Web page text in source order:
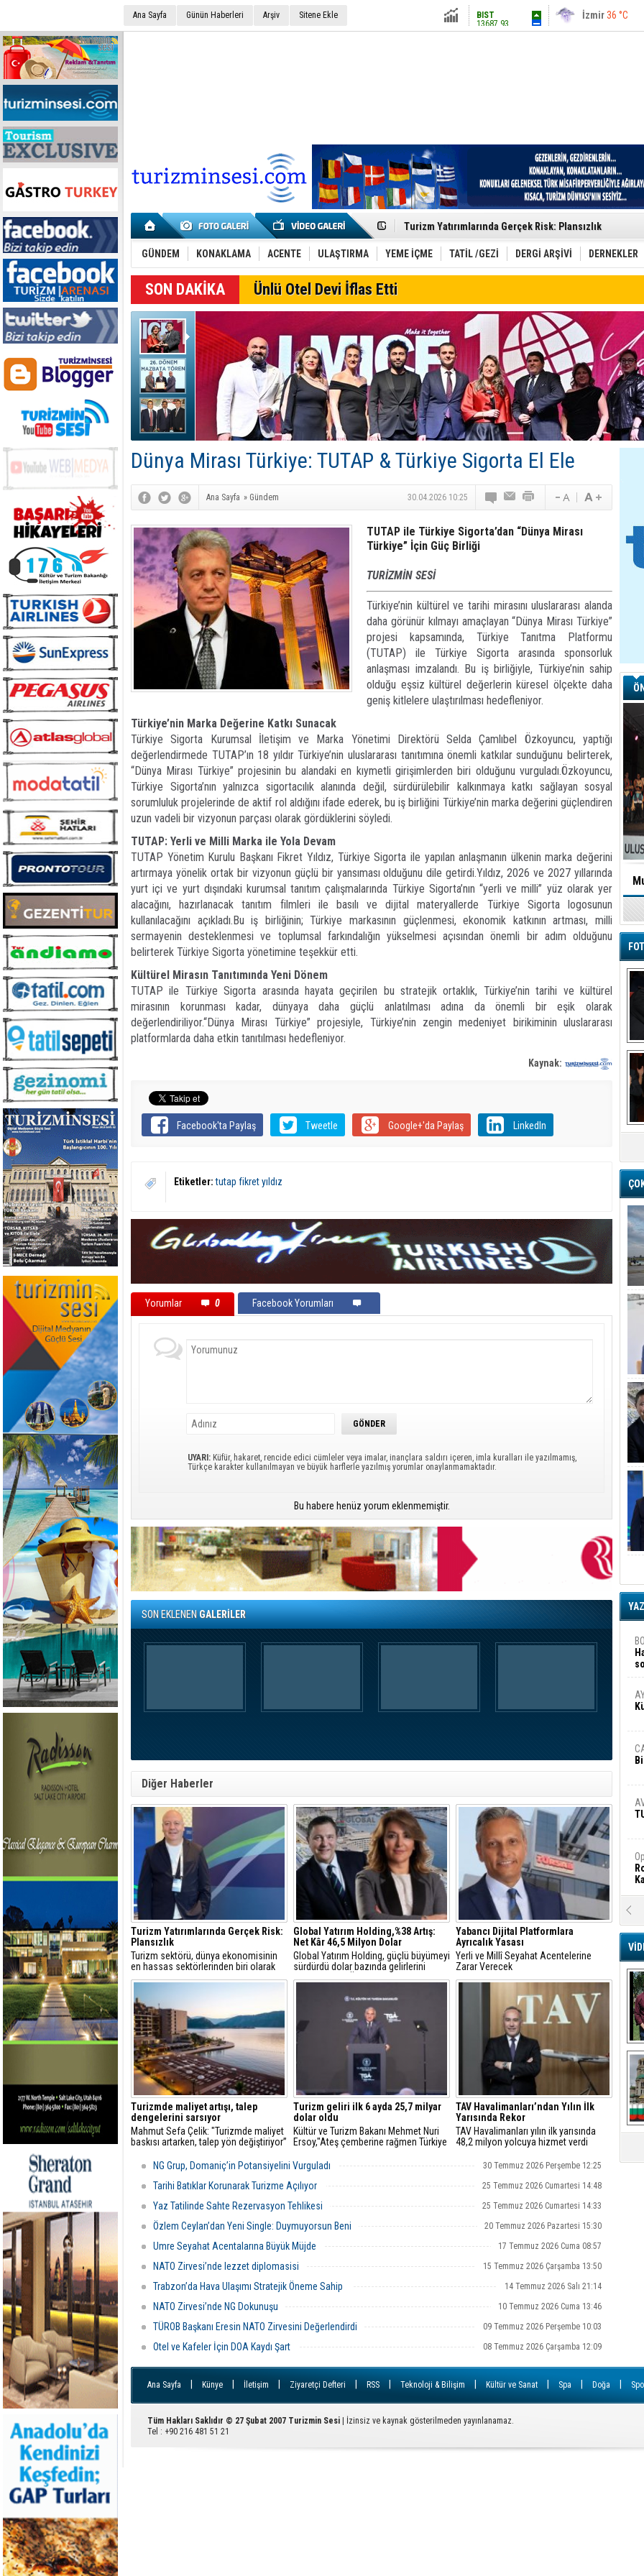
Ana Sayfa Günün Haberleri Arşiv Sitene Ekle
Altın6248.13 İstanbul 31 °C
Etkinlik sektörünün Çatı Kuruluşlardan İstanbul Zirvesi
Turizm Yatırımlarında Gerçek Risk: Plansızlık
Çelebi–THY İş Birliğiyle Kenya’da Güçleniyor
Global Yatırım Holding,%38 Artış: Net Kâr 46,5 Milyon
Yabancı Dijital Platformlara Ayrıcalık Yasası
Tatilsepeti’nden Villa Tatili Modeli
Jolly ile Mezopotamya’ya Yolculuk!
LÖSEV Yaz Okulu’nda Şifa ve Neşe
Turizm geliri ilk 6 ayda 25,7 milyar dolar oldu
Canovate’den Yeni Nesil Veri Merkezleri
Türk MICE Sektörüne Yeni Fırsatlar
TAV Havalimanları’ndan Yılın İlk Yarısında Rekor
SunExpress’ten Tatil Hamlesi
NG Grup, Domaniç’in Potansiyelini Vurguladı
GÜNDEM KONAKLAMA ACENTE ULAŞTIRMA YEME İÇME TATİL /GEZİ DERGİ ARŞİVİ DERNEKLER
SON DAKİKA Ünlü Otel Devi İflas Etti
Dünya Mirası Türkiye: TUTAP & Türkiye Sigorta El Ele
Ana Sayfa » Gündem 30.04.2026 10:25
TUTAP ile Türkiye Sigorta’dan “Dünya Mirası
Türkiye” İçin Güç Birliği
TURİZMİN SESİ
Türkiye’nin kültürel ve tarihi mirasını uluslararası alanda
daha görünür kılmayı amaçlayan “Dünya Mirası Türkiye”
projesi kapsamında, Türkiye Tanıtma Platformu
(TUTAP) ile Türkiye Sigorta arasında sponsorluk
anlaşması imzalandı. Bu iş birliğiyle, Türkiye’nin sahip
olduğu eşsiz kültürel değerlerin küresel ölçekte daha
geniş kitlelere ulaştırılması hedefleniyor.
Türkiye’nin Marka Değerine Katkı Sunacak
Türkiye Sigorta Kurumsal İletişim ve Marka Yönetimi Direktörü Selda Çamlıbel Özkoyuncu, yaptığı
değerlendirmede TUTAP’ın 18 yıldır Türkiye’nin uluslararası tanıtımına önemli katkılar sunduğunu belirterek,
“Dünya Mirası Türkiye” projesinin bu alandaki en kıymetli girişimlerden biri olduğunu vurguladı.Özkoyuncu,
Türkiye Sigorta’nın yalnızca sigortacılık alanında değil, sürdürülebilir kalkınmaya katkı sağlayan sosyal
sorumluluk projelerinde de aktif rol aldığını ifade ederek, bu iş birliğini Türkiye’nin marka değerini güçlendiren
uzun vadeli bir vizyonun parçası olarak gördüklerini söyledi.
TUTAP: Yerli ve Milli Marka ile Yola Devam
TUTAP Yönetim Kurulu Başkanı Fikret Yıldız, Türkiye Sigorta ile yapılan anlaşmanın ülkenin marka değerini
artırmaya yönelik ortak bir vizyonun güçlü bir yansıması olduğunu dile getirdi.Yıldız, 2026 ve 2027 yıllarında
yurt içi ve yurt dışındaki kurumsal tanıtım çalışmalarında Türkiye Sigorta’nın “yerli ve milli” yüz olarak yer
alacağını, hazırlanacak tanıtım filmleri ile basılı ve dijital materyallerde Türkiye Sigorta logosunun
kullanılacağını açıkladı.Bu iş birliğinin; Türkiye markasının güçlenmesi, ekonomik katkının artması, milli
sermayenin desteklenmesi ve toplumsal farkındalığın yükselmesi açısından önemli bir adım olduğunu
belirterek Türkiye Sigorta yönetimine teşekkür etti.
Kültürel Mirasın Tanıtımında Yeni Dönem
TUTAP ile Türkiye Sigorta arasında hayata geçirilen bu stratejik ortaklık, Türkiye’nin tarihi ve kültürel
mirasının korunması kadar, dünyaya daha güçlü anlatılması adına da önemli bir eşik olarak
değerlendiriliyor.“Dünya Mirası Türkiye” projesiyle, Türkiye’nin zengin medeniyet birikiminin uluslararası
platformlarda daha etkin tanıtılması hedefleniyor.
Kaynak:
Facebook'ta Paylaş Tweetle Google+'da Paylaş LinkedIn
Etiketler: tutap fikret yıldız
Yorumlar 0 Facebook Yorumları
UYARI: Küfür, hakaret, rencide edici cümleler veya imalar, inançlara saldırı içeren, imla kuralları ile yazılmamış,
Türkçe karakter kullanılmayan ve büyük harflerle yazılmış yorumlar onaylanmamaktadır.
Bu habere henüz yorum eklenmemiştir.
SON EKLENENGALERİLER
Diğer Haberler
Turizm Yatırımlarında Gerçek Risk:
Plansızlık
Turizm sektörü, dünya ekonomisinin
en hassas sektörlerinden biri olarak
görülür
Global Yatırım Holding,%38 Artış:
Net Kâr 46,5 Milyon Dolar
Global Yatırım Holding, güçlü büyümeyi
sürdürdü dolar bazında gelirlerini
yüzde 18, FAVÖK’ünü yüzde 21 artırdı
Yabancı Dijital Platformlara
Ayrıcalık Yasası
Yerli ve Millî Seyahat Acentelerine
Zarar Verecek
Turizmde maliyet artışı, talep
dengelerini sarsıyor
Mahmut Sefa Çelik: "Turizmde maliyet
baskısı artarken, talep yön değiştiriyor”
Turizm geliri ilk 6 ayda 25,7 milyar
dolar oldu
Kültür ve Turizm Bakanı Mehmet Nuri
Ersoy,"Ateş çemberine rağmen Türkiye
TAV Havalimanları’ndan Yılın İlk
Yarısında Rekor
TAV Havalimanları yılın ilk yarısında
48,2 milyon yolcuya hizmet verdi
NG Grup, Domaniç’in Potansiyelini Vurguladı 30 Temmuz 2026 Perşembe 12:25
Tarihi Batıklar Korunarak Turizme Açılıyor 25 Temmuz 2026 Cumartesi 14:48
Yaz Tatilinde Sahte Rezervasyon Tehlikesi 25 Temmuz 2026 Cumartesi 14:33
Özlem Ceylan’dan Yeni Single: Duymuyorsun Beni 20 Temmuz 2026 Pazartesi 15:30
Umre Seyahat Acentalarına Büyük Müjde 17 Temmuz 2026 Cuma 08:57
NATO Zirvesi’nde lezzet diplomasisi 15 Temmuz 2026 Çarşamba 13:50
Trabzon’da Hava Ulaşımı Stratejik Öneme Sahip 14 Temmuz 2026 Salı 21:14
NATO Zirvesi’nde NG Dokunuşu 10 Temmuz 2026 Cuma 13:46
TÜROB Başkanı Eresin NATO Zirvesini Değerlendirdi 09 Temmuz 2026 Perşembe 10:03
Otel ve Kafeler İçin DOA Kaydı Şart 08 Temmuz 2026 Çarşamba 12:09
Ana Sayfa Künye İletişim Ziyaretçi Defteri RSS Teknoloji & Bilişim Kültür ve Sanat Spa Doğa
Tüm Hakları Saklıdır © 27 Şubat 2007 Turizmin Sesi | İzinsiz ve kaynak gösterilmeden yayınlanamaz.
Tel : +90 216 481 51 21